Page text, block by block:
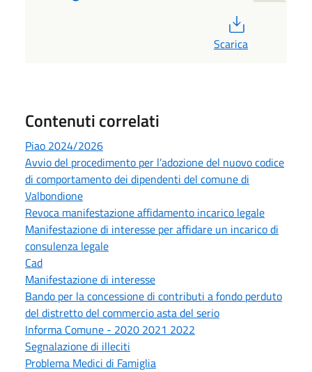
Scarica
Contenuti correlati
Piao 2024/2026
Avvio del procedimento per l’adozione del nuovo codice
di comportamento dei dipendenti del comune di
Valbondione
Revoca manifestazione affidamento incarico legale
Manifestazione di interesse per affidare un incarico di
consulenza legale
Cad
Manifestazione di interesse
Bando per la concessione di contributi a fondo perduto
del distretto del commercio asta del serio
Informa Comune - 2020 2021 2022
Segnalazione di illeciti
Problema Medici di Famiglia